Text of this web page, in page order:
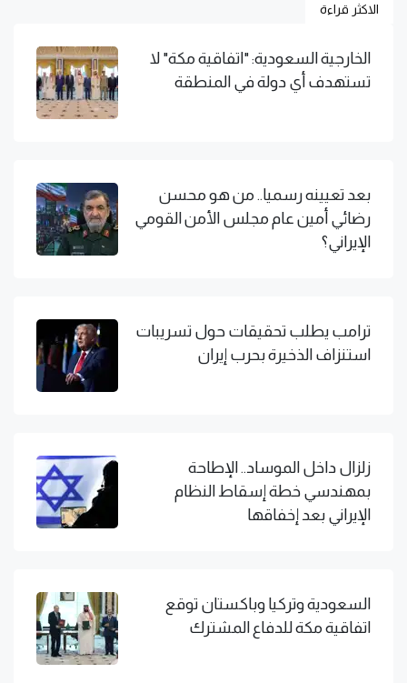
الاكثر قراءة
الخارجية السعودية: "اتفاقية مكة" لا
تستهدف أي دولة في المنطقة
بعد تعيينه رسميا.. من هو محسن
رضائي أمين عام مجلس الأمن القومي
الإيراني؟
ترامب يطلب تحقيقات حول تسريبات
استنزاف الذخيرة بحرب إيران
زلزال داخل الموساد.. الإطاحة
بمهندسي خطة إسقاط النظام
الإيراني بعد إخفاقها
السعودية وتركيا وباكستان توقع
اتفاقية مكة للدفاع المشترك